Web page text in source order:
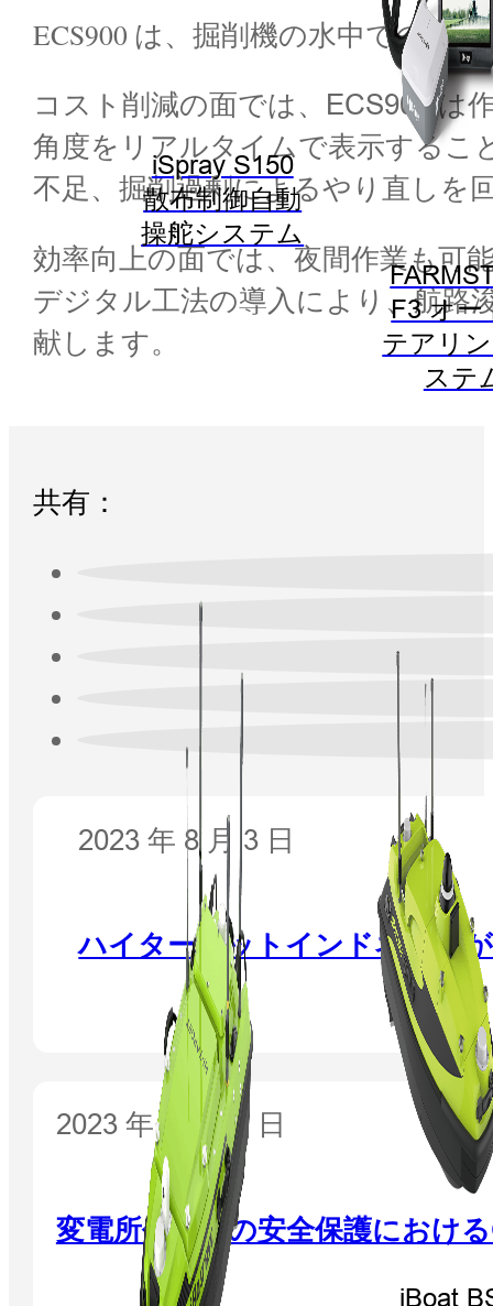
iSpray S150
散布制御自動
操舵システム
F3 オー
テアリ
ステ
iBoat
ECS900 は、掘削機の水中での稼
コスト削減の面では、ECS900 は
角度をリアルタイムで表示するこ
不足、掘削過剰によるやり直しを
効率向上の面では、夜間作業も可
デジタル工法の導入により、航路
献します。
共有：
2023 年 8 月 3 日
ハイターゲットインドネシア
2023 年 8 月 11 日
変電所作業者の安全保護におけ